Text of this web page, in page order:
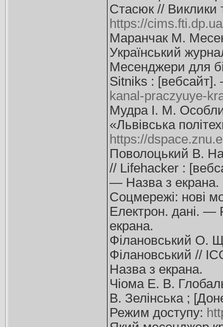
Стасюк //
https://
Маранчак М.
Український
Месенджери для
Sitniks :
kanal-praczyuye-
Мудра І. М.
«Львівська
https://
Поволоцький В.
// Lifehacker :
— Назва з екрана.
Соцмережі: нові
Електрон. дані.
екрана.
Філановський О.
Філановський //
Назва з екрана.
Чіома Е. В.
В. Зелінська ;
Режим доступу: